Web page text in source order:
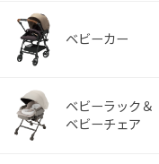
ベビーカー
ベビーラック＆
ベビーチェア